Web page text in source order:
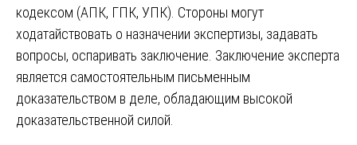
кодексом (АПК, ГПК, УПК). Стороны могут
ходатайствовать о назначении экспертизы, задавать
вопросы, оспаривать заключение. Заключение эксперта
является самостоятельным письменным
доказательством в деле, обладающим высокой
доказательственной силой.